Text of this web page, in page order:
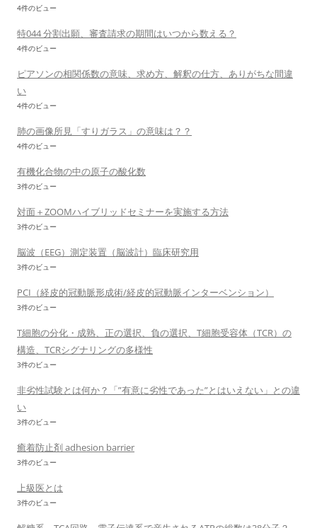
4件のビュー
特044 分割出願、審査請求の期間はいつから数える？
4件のビュー
ピアソンの相関係数の意味、求め方、解釈の仕方、ありがちな間違
い
4件のビュー
肺の画像所見「すりガラス」の意味は？？
4件のビュー
有機化合物の中の原子の酸化数
3件のビュー
対面＋ZOOMハイブリッドセミナーを実施する方法
3件のビュー
脳波（EEG）測定装置（脳波計）臨床研究用
3件のビュー
PCI（経皮的冠動脈形成術/経皮的冠動脈インターベンション）
3件のビュー
T細胞の分化・成熟、正の選択、負の選択、T細胞受容体（TCR）の
構造、TCRシグナリングの多様性
3件のビュー
非劣性試験とは何か？「”有意に劣性であった”とはいえない」との違
い
3件のビュー
癒着防止剤 adhesion barrier
3件のビュー
上級医とは
3件のビュー